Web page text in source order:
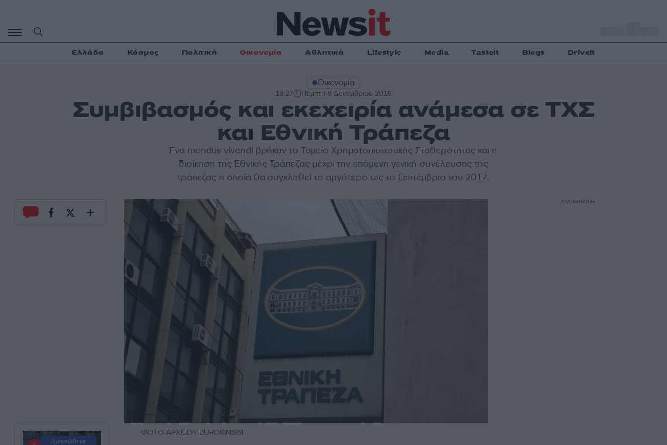
περιεχόμενο
Ελλάδα Κόσμος Πολιτική Οικονομία Αθλητικά Lifestyle Media Tasteit Blogs Driveit
Οικονομία
19:27 Πέμπτη 8 Δεκεμβρίου 2016
Συμβιβασμός και εκεχειρία ανάμεσα σε ΤΧΣ
και Εθνική Τράπεζα
Ένα mondus vivendi βρήκαν το Ταμείο Χρηματοπιστωτικής Σταθερότητας και η
διοίκηση της Εθνικής Τράπεζας μέχρι την επόμενη γενική συνέλευσης της
τράπεζας η οποία θα συγκληθεί το αργότερο ως το Σεπτέμβριο του 2017.
ΦΩΤΟ ΑΡΧΕΙΟΥ EUROKINISSI
Ανανεώθηκε
ΔΙΑΦΗΜΙΣΗ